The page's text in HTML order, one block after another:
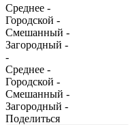
Среднее -
Городской -
Смешанный -
Загородный -
-
Среднее -
Городской -
Смешанный -
Загородный -
Поделиться